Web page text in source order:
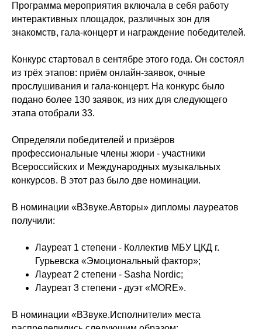
Программа мероприятия включала в себя работу
интерактивных площадок, различных зон для
знакомств, гала-концерт и награждение победителей.
Конкурс стартовал в сентябре этого года. Он состоял
из трёх этапов: приём онлайн-заявок, очные
прослушивания и гала-концерт. На конкурс было
подано более 130 заявок, из них для следующего
этапа отобрали 33.
Определяли победителей и призёров
профессиональные члены жюри - участники
Всероссийских и Международных музыкальных
конкурсов. В этот раз было две номинации.
В номинации «ВЗвуке.Авторы» дипломы лауреатов
получили:
Лауреат 1 степени - Коллектив МБУ ЦКД г.
Гурьевска «Эмоциональный фактор»;
Лауреат 2 степени - Sasha Nordic;
Лауреат 3 степени - дуэт «MORE».
В номинации «ВЗвуке.Исполнители» места